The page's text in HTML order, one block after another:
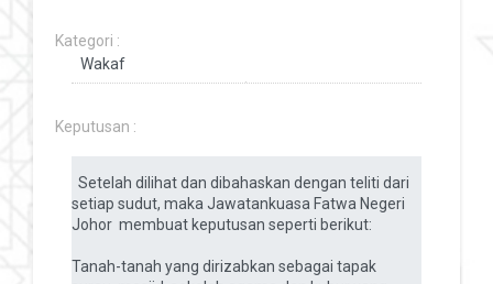
Kategori :
Keputusan :